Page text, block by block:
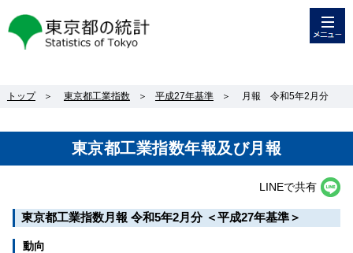
東京都の統計
トップ ＞ 東京都工業指数 ＞ 平成27年基準 ＞ 月報 令和5年2月分
東京都工業指数年報及び月報
LINEで共有
東京都工業指数月報 令和5年2月分 ＜平成27年基準＞
動向